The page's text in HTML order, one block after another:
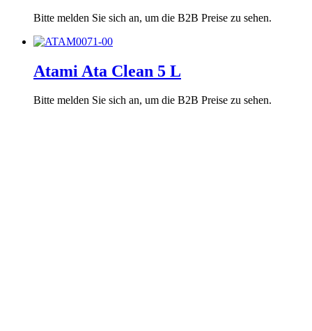
Bitte melden Sie sich an, um die B2B Preise zu sehen.
Atami Ata Clean 5 L
Bitte melden Sie sich an, um die B2B Preise zu sehen.